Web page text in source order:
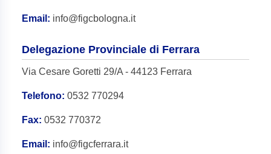
Email: info@figcbologna.it
Delegazione Provinciale di Ferrara
Via Cesare Goretti 29/A - 44123 Ferrara
Telefono: 0532 770294
Fax: 0532 770372
Email: info@figcferrara.it